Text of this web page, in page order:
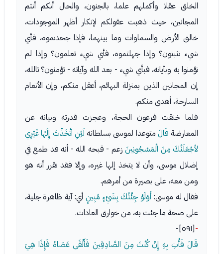
الخلق عقلا وأكملهم علما، بالجنون، والحال أنكم أنتم
المجانين، حيث ذهبت عقولكم لإنكار أظهر الموجودات،
خالق الأرض والسماوات وما بينهما، فإذا جحدتموه، فأي
شيء تثبتون؟ وإذا جهلتموه، فأي شيء تعلمون؟ وإذا لم
تؤمنوا به وبآياته، فبأي شيء - بعد الله وآياته - تؤمنون؟ تالله،
إن المجانين الذين بمنزلة البهائم، أعقل منكم، وإن الأنعام
السارحة، أهدى منكم.
فلما خنقت فرعون الحجة، وعجزت قدرته وبيانه عن
المعارضة قَالَ متوعدا لموسى بسلطانه لَئِنِ اتَّخَذْتَ إِلَهًا غَيْرِي
لأجْعَلَنَّكَ مِنَ الْمَسْجُونِينَزعم - قبحه الله - أنه قد طمع في
إضلال موسى، وأن لا يتخذ إلها غيره، وإلا فقد تقرر أنه هو
ومن معه، على بصيرة من أمرهم.
فقال له موسى:أَوَلَوْ جِئْتُكَ بِشَيْءٍ مُبِينٍ أي: آية ظاهرة جلية،
على صحة ما جئت به، من خوارق العادات.
-[٥٩١]-
قَالَ فَأْتِ بِهِ إِنْ كُنْتَ مِنَ الصَّادِقِينَ فَأَلْقَى عَصَاهُ فَإِذَا هِيَ